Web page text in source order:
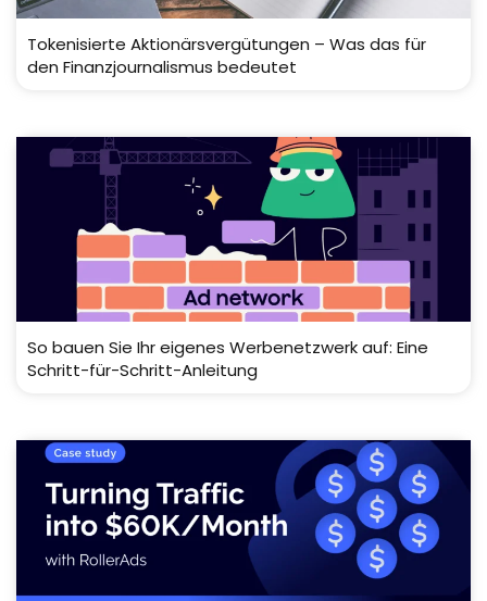
Tokenisierte Aktionärsvergütungen – Was das für
den Finanzjournalismus bedeutet
So bauen Sie Ihr eigenes Werbenetzwerk auf: Eine
Schritt-für-Schritt-Anleitung